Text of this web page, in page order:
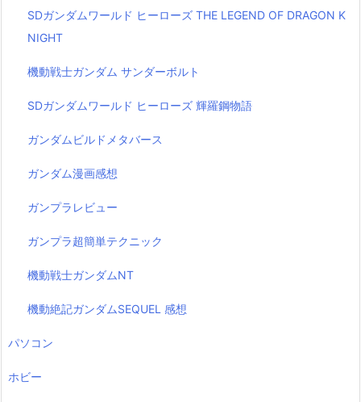
SDガンダムワールド ヒーローズ THE LEGEND OF DRAGON K
NIGHT
機動戦士ガンダム サンダーボルト
SDガンダムワールド ヒーローズ 輝羅鋼物語
ガンダムビルドメタバース
ガンダム漫画感想
ガンプラレビュー
ガンプラ超簡単テクニック
機動戦士ガンダムNT
機動絶記ガンダムSEQUEL 感想
パソコン
ホビー